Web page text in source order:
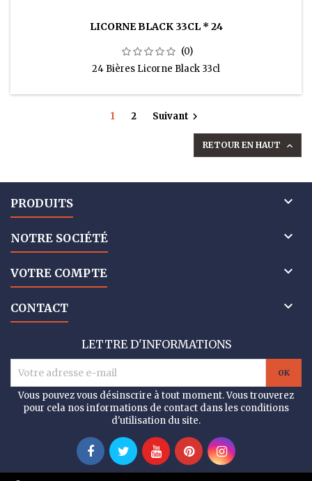
LICORNE BLACK 33CL * 24
(0)
24 Bières Licorne Black 33cl
1 2 Suivant 
RETOUR EN HAUT 
PRODUITS 
NOTRE SOCIÉTÉ 
VOTRE COMPTE 
CONTACT 
LETTRE D'INFORMATIONS
Vous pouvez vous désinscrire à tout moment. Vous trouverez
pour cela nos informations de contact dans les conditions
d'utilisation du site.